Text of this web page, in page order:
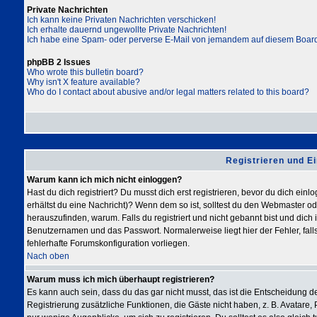
Private Nachrichten
Ich kann keine Privaten Nachrichten verschicken!
Ich erhalte dauernd ungewollte Private Nachrichten!
Ich habe eine Spam- oder perverse E-Mail von jemandem auf diesem
phpBB 2 Issues
Who wrote this bulletin board?
Why isn't X feature available?
Who do I contact about abusive and/or legal matters related to this board?
Registrieren und
Warum kann ich mich nicht einloggen?
Hast du dich registriert? Du musst dich erst registrieren, bevor du dich
erhältst du eine Nachricht)? Wenn dem so ist, solltest du den Webmaster
herauszufinden, warum. Falls du registriert und nicht gebannt bist und
Benutzernamen und das Passwort. Normalerweise liegt hier der Fehler,
fehlerhafte Forumskonfiguration vorliegen.
Nach oben
Warum muss ich mich überhaupt registrieren?
Es kann auch sein, dass du das gar nicht musst, das ist die Entscheidung
Registrierung zusätzliche Funktionen, die Gäste nicht haben, z. B.